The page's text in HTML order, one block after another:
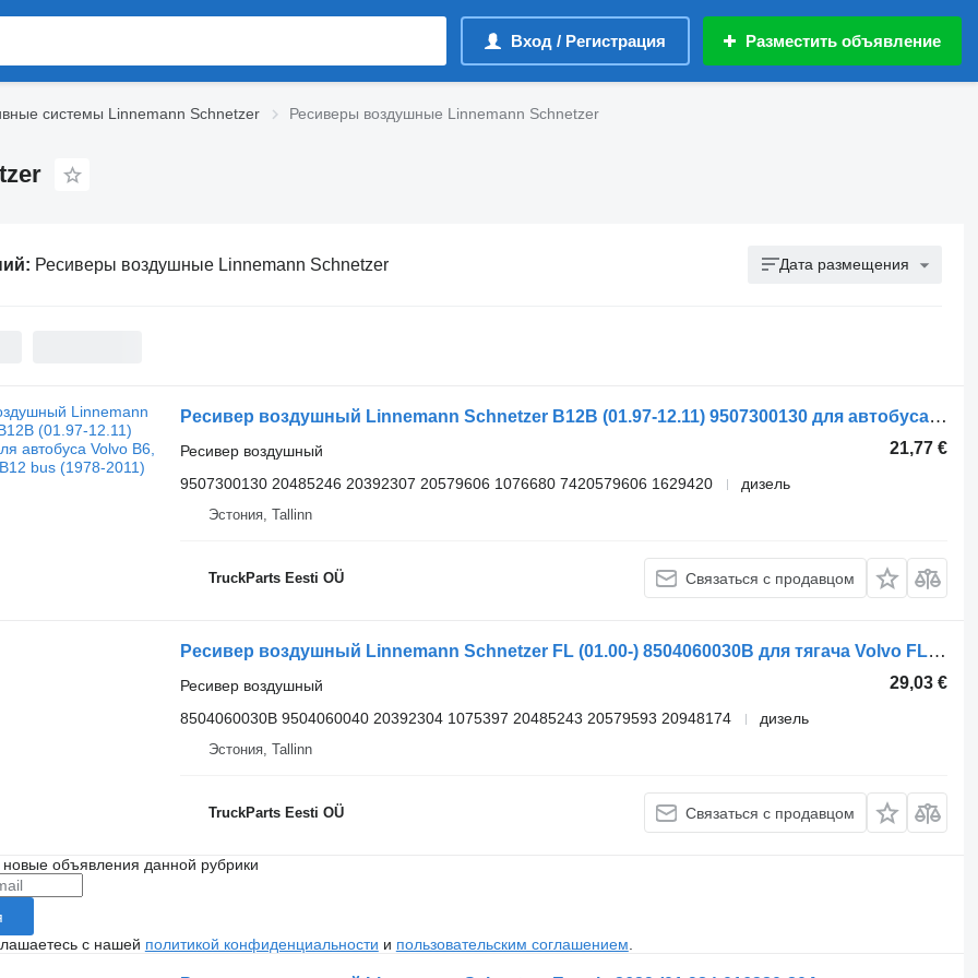
Вход / Регистрация Разместить объявление
системы Linnemann Schnetzer Ресиверы воздушные Linnemann Schnetzer
Ресиверы воздушные Linnemann Schnetzer Дата размещения
Ресивер воздушный Linnemann Schnetzer B12B (01.97-12.11) 9507300130 для автобуса Volvo B6, B7, B9, B10, B12 bus (1978-2011)
21,77 €
Ресивер воздушный
9507300130 20485246 20392307 20579606 1076680 7420579606 1629420
дизель
Эстония, Tallinn
TruckParts Eesti OÜ Связаться с продавцом
Ресивер воздушный Linnemann Schnetzer FL (01.00-) 8504060030B для тягача Volvo FL, FL6, FL7, FL10, FL12, FS718 (1985-2005)
29,03 €
Ресивер воздушный
8504060030B 9504060040 20392304 1075397 20485243 20579593 20948174
дизель
Эстония, Tallinn
TruckParts Eesti OÜ Связаться с продавцом
объявления данной рубрики
с нашей политикой конфиденциальности и пользовательским соглашением